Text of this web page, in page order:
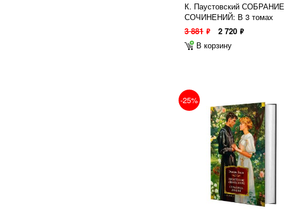
К. Паустовский СОБРАНИЕ
СОЧИНЕНИЙ: В 3 томах
3 881 ф 2 720 ф
В корзину
-25%